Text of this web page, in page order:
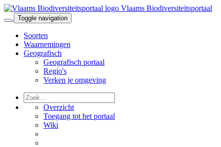
Vlaams Biodiversiteitsportaal
Toggle navigation
Soorten
Waarnemingen
Geografisch
Geografisch portaal
Regio's
Verken je omgeving
Overzicht
Toegang tot het portaal
Wiki